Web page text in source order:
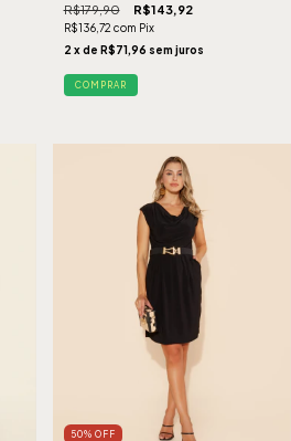
R$179,90 R$143,92
R$136,72 com Pix
2 x de R$71,96 sem juros
COMPRAR
50% OFF